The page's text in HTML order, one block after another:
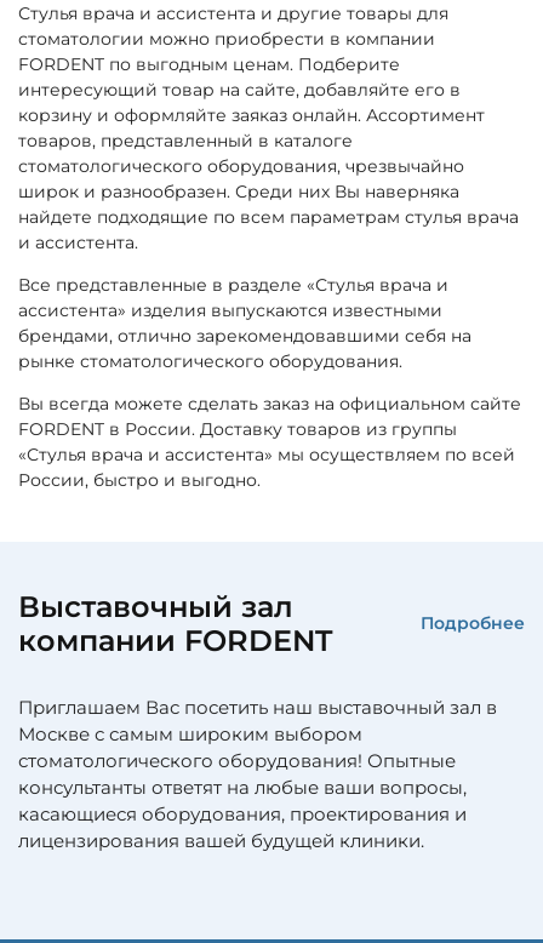
Стулья врача и ассистента и другие товары для
стоматологии можно приобрести в компании
FORDENT по выгодным ценам. Подберите
интересующий товар на сайте, добавляйте его в
корзину и оформляйте заяказ онлайн. Ассортимент
товаров, представленный в каталоге
стоматологического оборудования, чрезвычайно
широк и разнообразен. Среди них Вы наверняка
найдете подходящие по всем параметрам стулья врача
и ассистента.
Все представленные в разделе «Стулья врача и
ассистента» изделия выпускаются известными
брендами, отлично зарекомендовавшими себя на
рынке стоматологического оборудования.
Вы всегда можете сделать заказ на официальном сайте
FORDENT в России. Доставку товаров из группы
«Стулья врача и ассистента» мы осуществляем по всей
России, быстро и выгодно.
Выставочный зал
компании FORDENT
Подробнее
Приглашаем Вас посетить наш выставочный зал в
Москве с самым широким выбором
стоматологического оборудования! Опытные
консультанты ответят на любые ваши вопросы,
касающиеся оборудования, проектирования и
лицензирования вашей будущей клиники.